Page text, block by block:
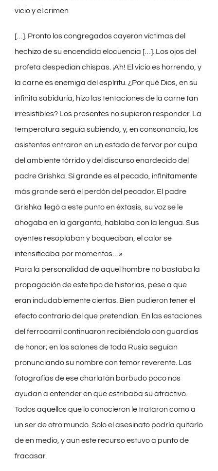
vicio y el crimen
[…]. Pronto los congregados cayeron víctimas del
hechizo de su encendida elocuencia […]. Los ojos del
profeta despedían chispas. ¡Ah! El vicio es horrendo, y
la carne es enemiga del espíritu. ¿Por qué Dios, en su
infinita sabiduría, hizo las tentaciones de la carne tan
irresistibles? Los presentes no supieron responder. La
temperatura seguía subiendo, y, en consonancia, los
asistentes entraron en un estado de fervor por culpa
del ambiente tórrido y del discurso enardecido del
padre Grishka. Si grande es el pecado, infinitamente
más grande será el perdón del pecador. El padre
Grishka llegó a este punto en éxtasis, su voz se le
ahogaba en la garganta, hablaba con la lengua. Sus
oyentes resoplaban y boqueaban, el calor se
intensificaba por momentos…»
Para la personalidad de aquel hombre no bastaba la
propagación de este tipo de historias, pese a que
eran indudablemente ciertas. Bien pudieron tener el
efecto contrario del que pretendían. En las estaciones
del ferrocarril continuaron recibiéndolo con guardias
de honor; en los salones de toda Rusia seguían
pronunciando su nombre con temor reverente. Las
fotografías de ese charlatán barbudo poco nos
ayudan a entender en que estribaba su atractivo.
Todos aquellos que lo conocieron le trataron como a
un ser de otro mundo. Solo el asesinato podría quitarlo
de en medio, y aun este recurso estuvo a punto de
fracasar.